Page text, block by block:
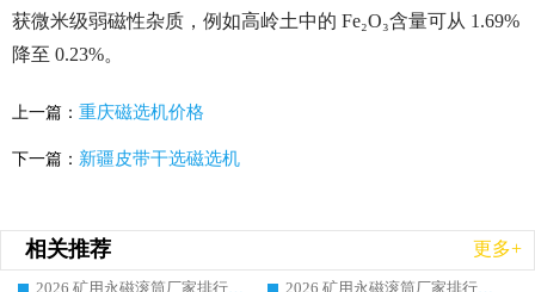
获微米级弱磁性杂质，例如高岭土中的 Fe₂O₃含量可从 1.69%
降至 0.23%。
上一篇： 重庆磁选机价格
下一篇： 新疆皮带干选磁选机
相关推荐 更多+
2026 矿用永磁滚筒厂家排行榜选购干货指南 行业口碑标杆华体会手机网页版-华体会(中国) 实力出众
2026 矿用永磁滚筒厂家排行榜选购指南，行业口碑领域强者华体会手机网页版-华体会(中国)